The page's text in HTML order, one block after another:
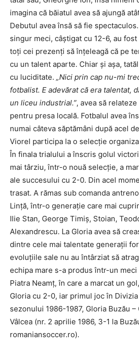
imagina că băiatul avea să ajungă
Debutul avea însă să fie
singur meci, câștigat cu 12-6, au
toți cei prezenți să înțeleagă că pe
cu un talent aparte. Chiar și așa,
cu luciditate. „Nici prin cap nu-mi
fotbalist. E adevărat că era talentat,
un liceu industrial.”, avea să
pentru presa locală. Fotbalul avea
numai câteva săptămâni după acel
Viorel participa la o selecție
În finala trialului a înscris golul
mai târziu, într-o nouă selecție, a
ale succesului cu 2-0. Din acel
trasat. A rămas sub comanda
Lință, într-o generație care mai
Ilie Stan, George Timiș, Stoian,
Alexandrescu. La Gloria avea să
dintre cele mai talentate generații
evoluțiile sale nu au întârziat să
echipa mare s-a produs într-un
Piatra Neamț, în care a marcat un
Gloria cu 2-0, iar primul joc în
sezonului 1986-1987, Gloria Buzău –
Vâlcea (nr. 2 aprilie 1986, 3-1 la
romaniansoccer.ro).